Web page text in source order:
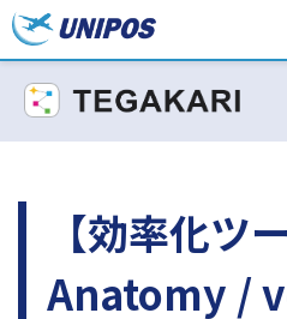
【効率化ツ
Anatomy /